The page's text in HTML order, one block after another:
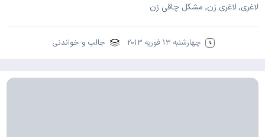
لاغری, لاغری زن, مشکل چاقی زن
چهارشنبه 13 فوریه 2013 جالب و خواندنی